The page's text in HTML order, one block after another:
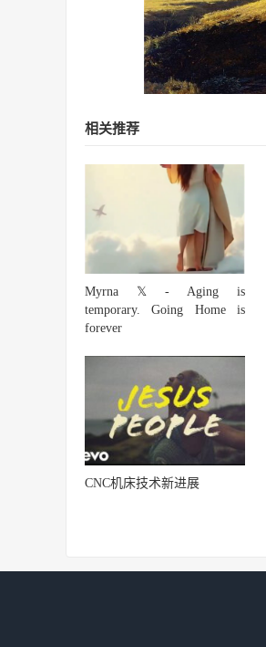
相关推荐
Myrna 𝕏 - Aging is
temporary. Going Home is
forever
CNC机床技术新进展